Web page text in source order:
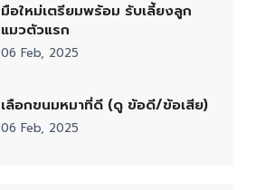
มือใหม่เตรียมพร้อม รับเลี้ยงลูก
แมวตัวแรก
06 Feb, 2025
เลือกขนมหมาที่ดี (ดู ข้อดี/ข้อเสีย)
06 Feb, 2025